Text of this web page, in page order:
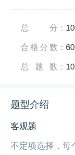
总分 ：
合格分数 ：
总题数 ： 10
题型介绍
客观题
不定项选择，每